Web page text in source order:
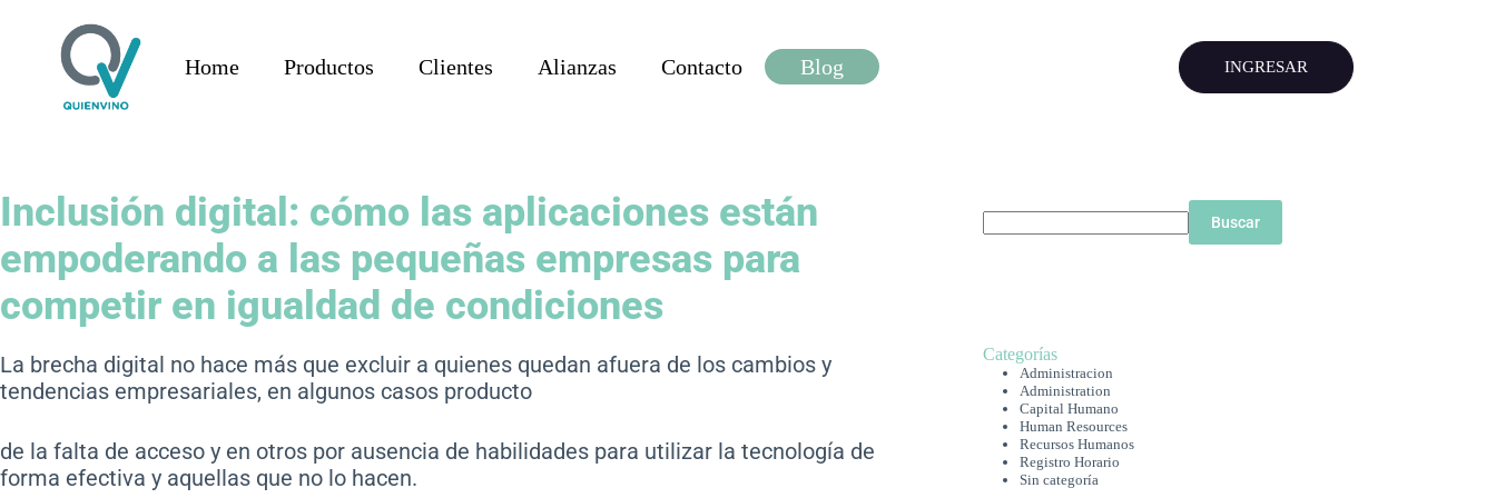
Home Productos Clientes Alianzas Contacto Blog INGRESAR
Inclusión digital: cómo las aplicaciones están
empoderando a las pequeñas empresas para
competir en igualdad de condiciones
La brecha digital no hace más que excluir a quienes quedan afuera de los cambios y
tendencias empresariales, en algunos casos producto
de la falta de acceso y en otros por ausencia de habilidades para utilizar la tecnología de
forma efectiva y aquellas que no lo hacen.
Buscar
Categorías
Administracion
Administration
Capital Humano
Human Resources
Recursos Humanos
Registro Horario
Sin categoría